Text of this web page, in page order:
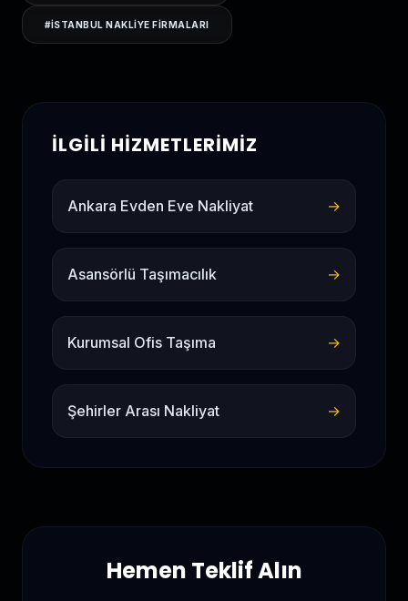
#ISTANBUL NAKLIYE FIRMALARI
İLGILI HIZMETLERIMIZ
Ankara Evden Eve Nakliyat →
Asansörlü Taşımacılık →
Kurumsal Ofis Taşıma →
Şehirler Arası Nakliyat →
Hemen Teklif Alın